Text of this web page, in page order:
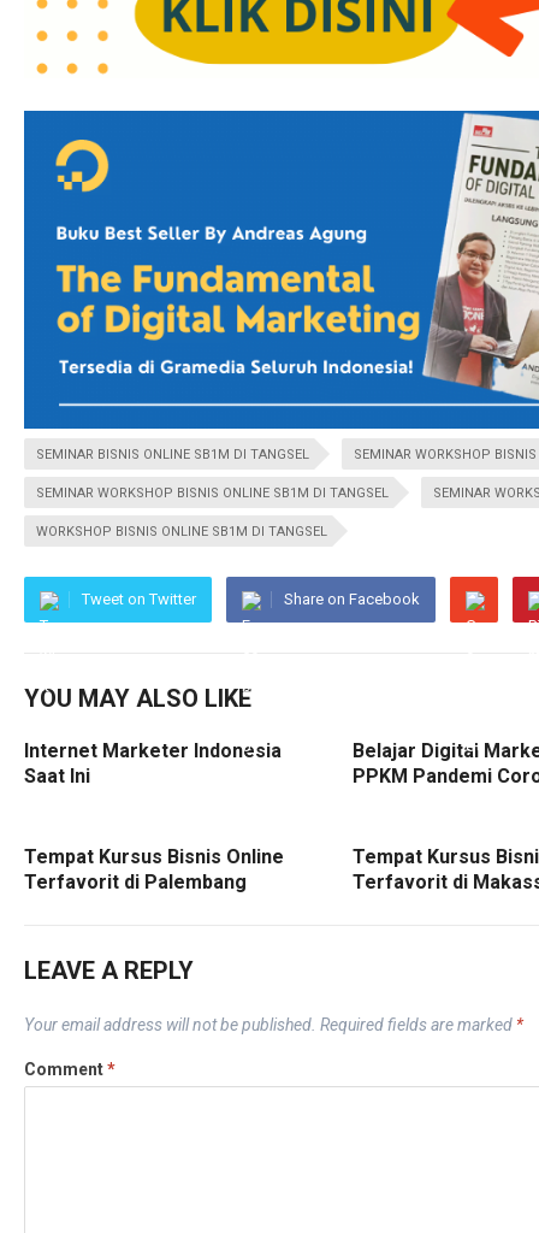
SEMINAR BISNIS ONLINE SB1M DI TANGSEL SEMINAR WORKSHOP
SEMINAR WORKSHOP BISNIS ONLINE SB1M DI TANGSEL SEMINAR
WORKSHOP BISNIS ONLINE SB1M DI TANGSEL
Tweet on Twitter Share on Facebook
YOU MAY ALSO LIKE
Internet Marketer Indonesia
Saat Ini
Belajar Digital
PPKM Pandemi
Tempat Kursus Bisnis Online
Terfavorit di Palembang
Tempat Kursus
Terfavorit di
LEAVE A REPLY
Your email address will not be published. Required fields are marked *
Comment*